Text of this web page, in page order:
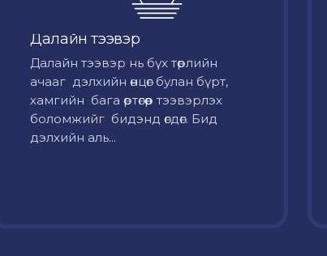
Далайн тээвэр
Далайн тээвэр нь бүх төрлийн
ачааг дэлхийн өнцөг булан бүрт,
хамгийн бага өртөгөөр тээвэрлэх
боломжийг бидэнд өгдөг. Бид
дэлхийн аль...